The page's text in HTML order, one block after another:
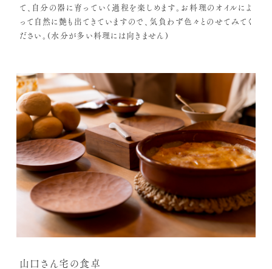
て、自分の器に育っていく過程を楽しめます。お料理のオイルによ
って自然に艶も出てきていますので、気負わず色々とのせてみてく
ださい。(水分が多い料理には向きません)
山口さん宅の食卓